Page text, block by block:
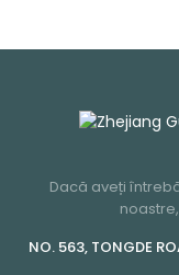
Dacă aveți
NO. 563, TONGDE